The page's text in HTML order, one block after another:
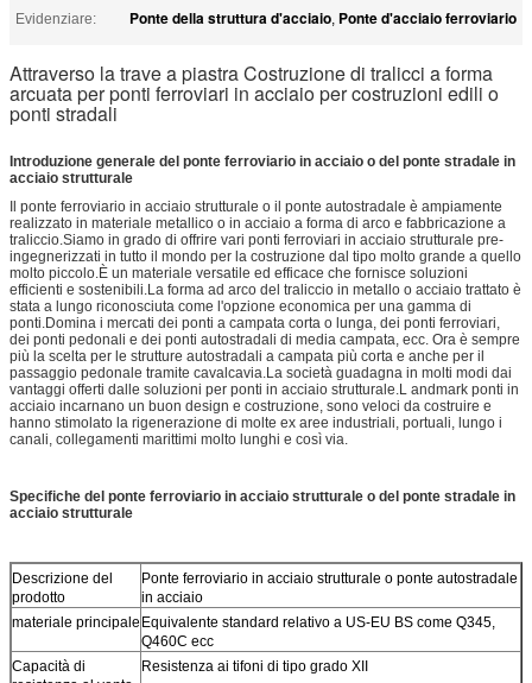
Evidenziare:
Ponte della struttura d'acciaio, Ponte d'acciaio ferroviario
Attraverso la trave a piastra Costruzione di tralicci a forma
arcuata per ponti ferroviari in acciaio per costruzioni edili o
ponti stradali
Introduzione generale del ponte ferroviario in acciaio o del ponte stradale in
acciaio strutturale
Il ponte ferroviario in acciaio strutturale o il ponte autostradale è ampiamente
realizzato in materiale metallico o in acciaio a forma di arco e fabbricazione a
traliccio.Siamo in grado di offrire vari ponti ferroviari in acciaio strutturale pre-
ingegnerizzati in tutto il mondo per la costruzione dal tipo molto grande a quello
molto piccolo.È un materiale versatile ed efficace che fornisce soluzioni
efficienti e sostenibili.La forma ad arco del traliccio in metallo o acciaio trattato è
stata a lungo riconosciuta come l'opzione economica per una gamma di
ponti.Domina i mercati dei ponti a campata corta o lunga, dei ponti ferroviari,
dei ponti pedonali e dei ponti autostradali di media campata, ecc. Ora è sempre
più la scelta per le strutture autostradali a campata più corta e anche per il
passaggio pedonale tramite cavalcavia.La società guadagna in molti modi dai
vantaggi offerti dalle soluzioni per ponti in acciaio strutturale.L andmark ponti in
acciaio incarnano un buon design e costruzione, sono veloci da costruire e
hanno stimolato la rigenerazione di molte ex aree industriali, portuali, lungo i
canali, collegamenti marittimi molto lunghi e così via.
Specifiche del ponte ferroviario in acciaio strutturale o del ponte stradale in
acciaio strutturale
Descrizione del
prodotto
Ponte ferroviario in acciaio strutturale o ponte autostradale
in acciaio
materiale principale Equivalente standard relativo a US-EU BS come Q345,
Q460C ecc
Capacità di
Resistenza ai tifoni di tipo grado XII